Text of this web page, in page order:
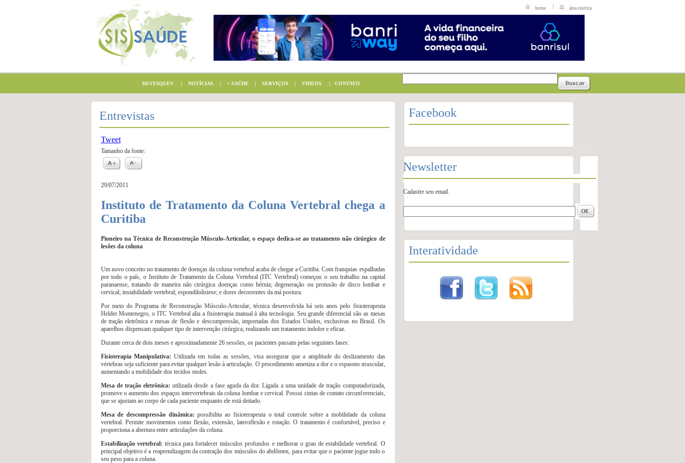
home área restrita
DESTAQUES |NOTÍCIAS |+ SAÚDE |SERVIÇOS |VIDEOS |CONTATO
Entrevistas
Tweet
Tamanho da fonte:
29/07/2011
Instituto de Tratamento da Coluna Vertebral chega a
Curitiba
Pioneiro na Técnica de Reconstrução Músculo-Articular, o espaço dedica-se ao tratamento não cirúrgico de
lesões da coluna
Um novo conceito no tratamento de doenças da coluna vertebral acaba de chegar a Curitiba. Com franquias espalhadas
por todo o país, o Instituto de Tratamento da Coluna Vertebral (ITC Vertebral) começou o seu trabalho na capital
paranaense, tratando de maneira não cirúrgica doenças como hérnia; degeneração ou protusão de disco lombar e
cervical; instabilidade vertebral; espondilolistese; e dores decorrentes da má postura.
Por meio do Programa de Reconstrução Músculo-Articular, técnica desenvolvida há seis anos pelo fisioterapeuta
Helder Montenegro, o ITC Vertebral alia a fisioterapia manual à alta tecnologia. Seu grande diferencial são as mesas
de tração eletrônica e mesas de flexão e descompressão, importadas dos Estados Unidos, exclusivas no Brasil. Os
aparelhos dispensam qualquer tipo de intervenção cirúrgica, realizando um tratamento indolor e eficaz.
Durante cerca de dois meses e aproximadamente 26 sessões, os pacientes passam pelas seguintes fases:
Fisioterapia Manipulativa: Utilizada em todas as sessões, visa assegurar que a amplitude do deslizamento das
vértebras seja suficiente para evitar qualquer lesão à articulação. O procedimento ameniza a dor e o espasmo muscular,
aumentando a mobilidade dos tecidos moles.
Mesa de tração eletrônica: utilizada desde a fase aguda da dor. Ligada a uma unidade de tração computadorizada,
promove o aumento dos espaços intervertebrais da coluna lombar e cervical. Possui cintas de contato circunferenciais,
que se ajustam ao corpo de cada paciente enquanto ele está deitado.
Mesa de descompressão dinâmica: possibilita ao fisioterapeuta o total controle sobre a mobilidade da coluna
vertebral. Permite movimentos como flexão, extensão, lateroflexão e rotação. O tratamento é confortável, preciso e
proporciona a abertura entre articulações da coluna.
Estabilização vertebral: técnica para fortalecer músculos profundos e melhorar o grau de estabilidade vertebral. O
principal objetivo é a reaprendizagem da contração dos músculos do abdômen, para evitar que o paciente jogue todo o
seu peso para a coluna.
Facebook
Newsletter
Cadastre seu email.
Interatividade